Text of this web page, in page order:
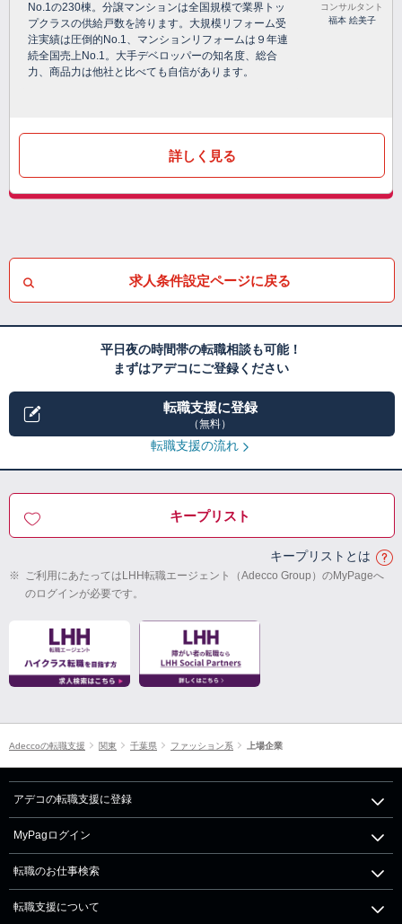
No.1の230棟。分譲マンションは全国規模で業界トッ
プクラスの供給戸数を誇ります。大規模リフォーム受
注実績は圧倒的No.1、マンションリフォームは９年連
続全国売上No.1。大手デベロッパーの知名度、総合
力、商品力は他社と比べても自信があります。
コンサルタント
福本 絵美子
詳しく見る
求人条件設定ページに戻る
平日夜の時間帯の転職相談も可能！
まずはアデコにご登録ください
転職支援に登録
（無料）
転職支援の流れ
キープリスト
キープリストとは
※ ご利用にあたってはLHH転職エージェント（Adecco Group）のMyPageへ
のログインが必要です。
Adeccoの転職支援 関東 千葉県 ファッション系 上場企業
アデコの転職支援に登録
MyPagログイン
転職のお仕事検索
転職支援について